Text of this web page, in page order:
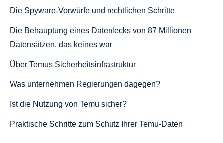
Die Spyware-Vorwürfe und rechtlichen Schritte
Die Behauptung eines Datenlecks von 87 Millionen
Datensätzen, das keines war
Über Temus Sicherheitsinfrastruktur
Was unternehmen Regierungen dagegen?
Ist die Nutzung von Temu sicher?
Praktische Schritte zum Schutz Ihrer Temu-Daten